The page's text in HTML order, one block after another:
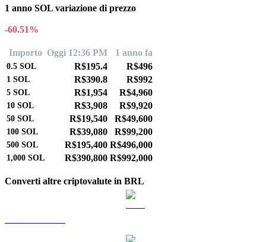
1 anno SOL variazione di prezzo
-60.51%
Importo Oggi 12:36 PM 1 anno fa
0.5 SOL R$195.4 R$496
1 SOL R$390.8 R$992
5 SOL R$1,954 R$4,960
10 SOL R$3,908 R$9,920
50 SOL R$19,540 R$49,600
100 SOL R$39,080 R$99,200
500 SOL R$195,400 R$496,000
1,000 SOL R$390,800 R$992,000
Converti altre criptovalute in BRL